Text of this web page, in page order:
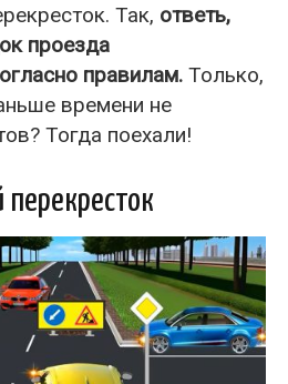
Так, ответь,
проезда
правилам. Только,
времени не
Тогда поехали!